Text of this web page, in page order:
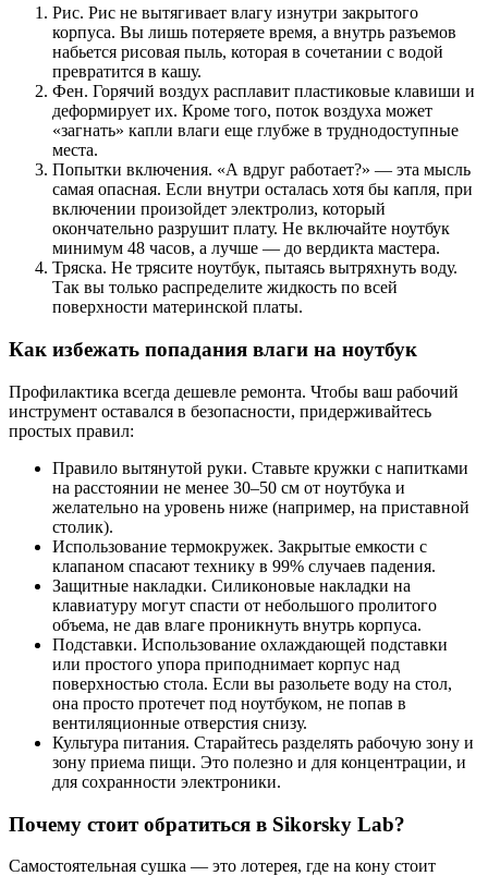
Рис. Рис не вытягивает влагу изнутри закрытого
корпуса. Вы лишь потеряете время, а внутрь разъемов
набьется рисовая пыль, которая в сочетании с водой
превратится в кашу.
Фен. Горячий воздух расплавит пластиковые клавиши и
деформирует их. Кроме того, поток воздуха может
«загнать» капли влаги еще глубже в труднодоступные
места.
Попытки включения. «А вдруг работает?» — эта мысль
самая опасная. Если внутри осталась хотя бы капля, при
включении произойдет электролиз, который
окончательно разрушит плату. Не включайте ноутбук
минимум 48 часов, а лучше — до вердикта мастера.
Тряска. Не трясите ноутбук, пытаясь вытряхнуть воду.
Так вы только распределите жидкость по всей
поверхности материнской платы.
Как избежать попадания влаги на ноутбук
Профилактика всегда дешевле ремонта. Чтобы ваш рабочий
инструмент оставался в безопасности, придерживайтесь
простых правил:
Правило вытянутой руки. Ставьте кружки с напитками
на расстоянии не менее 30–50 см от ноутбука и
желательно на уровень ниже (например, на приставной
столик).
Использование термокружек. Закрытые емкости с
клапаном спасают технику в 99% случаев падения.
Защитные накладки. Силиконовые накладки на
клавиатуру могут спасти от небольшого пролитого
объема, не дав влаге проникнуть внутрь корпуса.
Подставки. Использование охлаждающей подставки
или простого упора приподнимает корпус над
поверхностью стола. Если вы разольете воду на стол,
она просто протечет под ноутбуком, не попав в
вентиляционные отверстия снизу.
Культура питания. Старайтесь разделять рабочую зону и
зону приема пищи. Это полезно и для концентрации, и
для сохранности электроники.
Почему стоит обратиться в Sikorsky Lab?
Самостоятельная сушка — это лотерея, где на кону стоит